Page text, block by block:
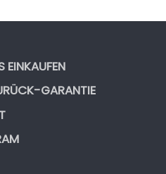
EINKAUFEN
GARANTIE